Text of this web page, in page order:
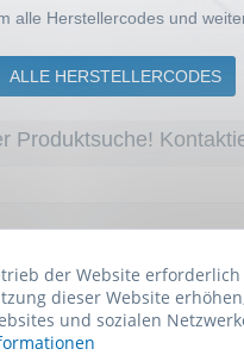
alle Herstellercodes und
ALLE HERSTELLERCODES
Produktsuche!
der Website
dieser Website
und sozialen